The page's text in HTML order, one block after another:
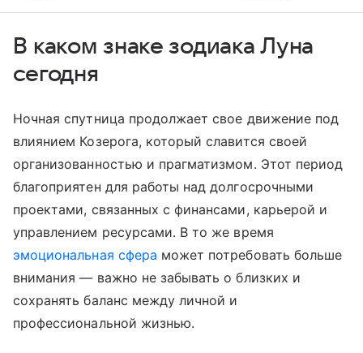
В каком знаке зодиака Луна
сегодня
Ночная спутница продолжает свое движение под
влиянием Козерога, который славится своей
организованностью и прагматизмом. Этот период
благоприятен для работы над долгосрочными
проектами, связанных с финансами, карьерой и
управлением ресурсами. В то же время
эмоциональная сфера может потребовать больше
внимания — важно не забывать о близких и
сохранять баланс между личной и
профессиональной жизнью.